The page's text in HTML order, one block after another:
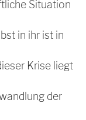
Situation
in ihr ist in
Krise liegt
der